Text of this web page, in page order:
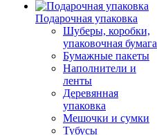
Подарочная упаковка
Шуберы, коробки,
упаковочная бумага
Бумажные пакеты
Наполнители и
ленты
Деревянная
упаковка
Мешочки и сумки
Тубусы